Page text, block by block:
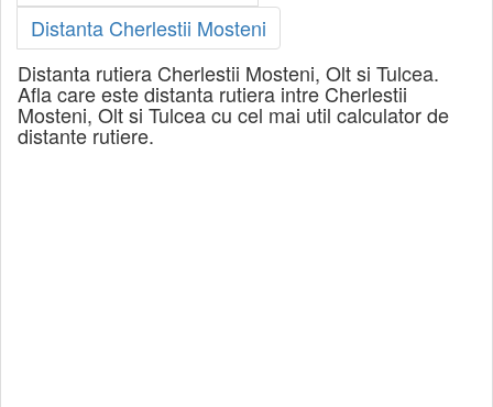
Distanta Cherlestii Mosteni
Distanta rutiera Cherlestii Mosteni, Olt si Tulcea.
Afla care este distanta rutiera intre Cherlestii
Mosteni, Olt si Tulcea cu cel mai util calculator de
distante rutiere.